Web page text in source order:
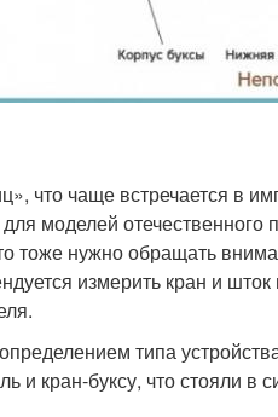
что чаще встречается в
моделей
тоже нужно обращать
измерить кран и
типа
и кран-буксу, что стояли